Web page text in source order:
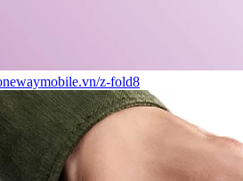
z-fold8